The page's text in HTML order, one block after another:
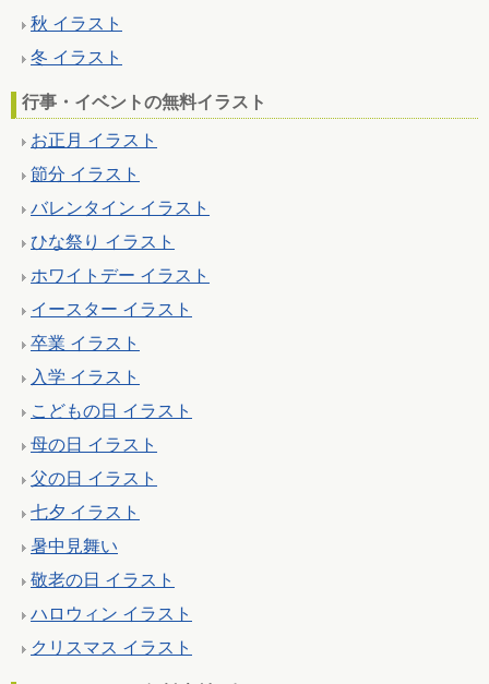
秋 イラスト
冬 イラスト
行事・イベントの無料イラスト
お正月 イラスト
節分 イラスト
バレンタイン イラスト
ひな祭り イラスト
ホワイトデー イラスト
イースター イラスト
卒業 イラスト
入学 イラスト
こどもの日 イラスト
母の日 イラスト
父の日 イラスト
七夕 イラスト
暑中見舞い
敬老の日 イラスト
ハロウィン イラスト
クリスマス イラスト